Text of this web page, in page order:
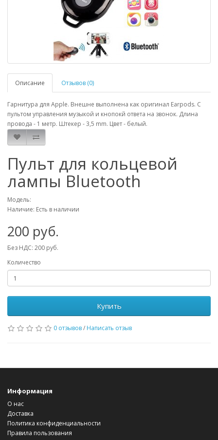
Описание Отзывов (0)
Гарнитура для Apple. Внешне выполнена как оригинал Earpods. С
пультом управления музыкой и кнопокй ответа на звонок. Длина
провода - 1 метр. Штекер - 3,5 mm. Цвет - белый.
Пульт для кольцевой
лампы Bluetooth
Модель:
Наличие: Есть в наличии
200 руб.
Без НДС: 200 руб.
Количество
Купить
0 отзывов/ Написать отзыв
Информация
О нас
Доставка
Политика конфиденциальности
Правила пользования